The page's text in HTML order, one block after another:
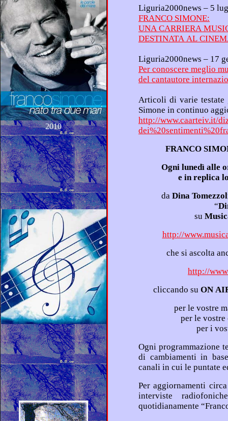
2010
FRANCO SIMONE:
UNA
DESTINATA AL
Articoli di varie testate giornalistiche scritti su e da Franco
Simone
http://www.caarteiv.it/
da Dina
“
su
http://
che si ascolta
http://
cliccando su
per le
per i
Ogni programmazione televisiva e radiofonica è suscettibile
di cambiamenti in base alle variazioni del
Per aggiornamenti circa il “Dizionario dei sentimenti” e le
interviste radiofoniche a Franco Simone,